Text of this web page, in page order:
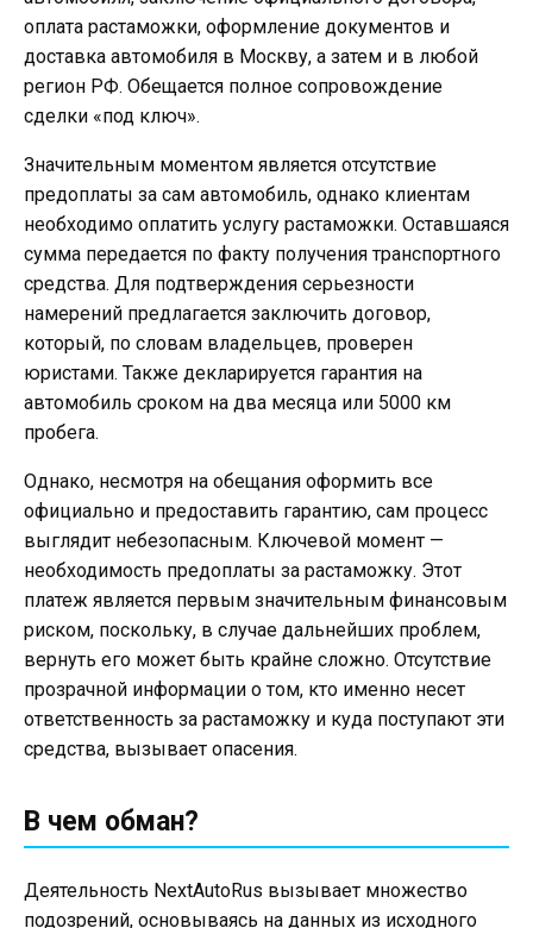
оплата растаможки, оформление документов и
доставка автомобиля в Москву, а затем и в любой
регион РФ. Обещается полное сопровождение
сделки «под ключ».
Значительным моментом является отсутствие
предоплаты за сам автомобиль, однако клиентам
необходимо оплатить услугу растаможки. Оставшаяся
сумма передается по факту получения транспортного
средства. Для подтверждения серьезности
намерений предлагается заключить договор,
который, по словам владельцев, проверен
юристами. Также декларируется гарантия на
автомобиль сроком на два месяца или 5000 км
пробега.
Однако, несмотря на обещания оформить все
официально и предоставить гарантию, сам процесс
выглядит небезопасным. Ключевой момент —
необходимость предоплаты за растаможку. Этот
платеж является первым значительным финансовым
риском, поскольку, в случае дальнейших проблем,
вернуть его может быть крайне сложно. Отсутствие
прозрачной информации о том, кто именно несет
ответственность за растаможку и куда поступают эти
средства, вызывает опасения.
В чем обман?
Деятельность NextAutoRus вызывает множество
подозрений, основываясь на данных из исходного